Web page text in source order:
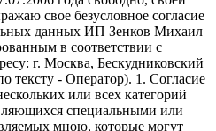
свое безусловное согласие
данных ИП Зенков Михаил
в соответствии с
г. Москва, Бескудниковский
тексту - Оператор). 1. Согласие
или всех категорий
специальными или
мною, которые могут